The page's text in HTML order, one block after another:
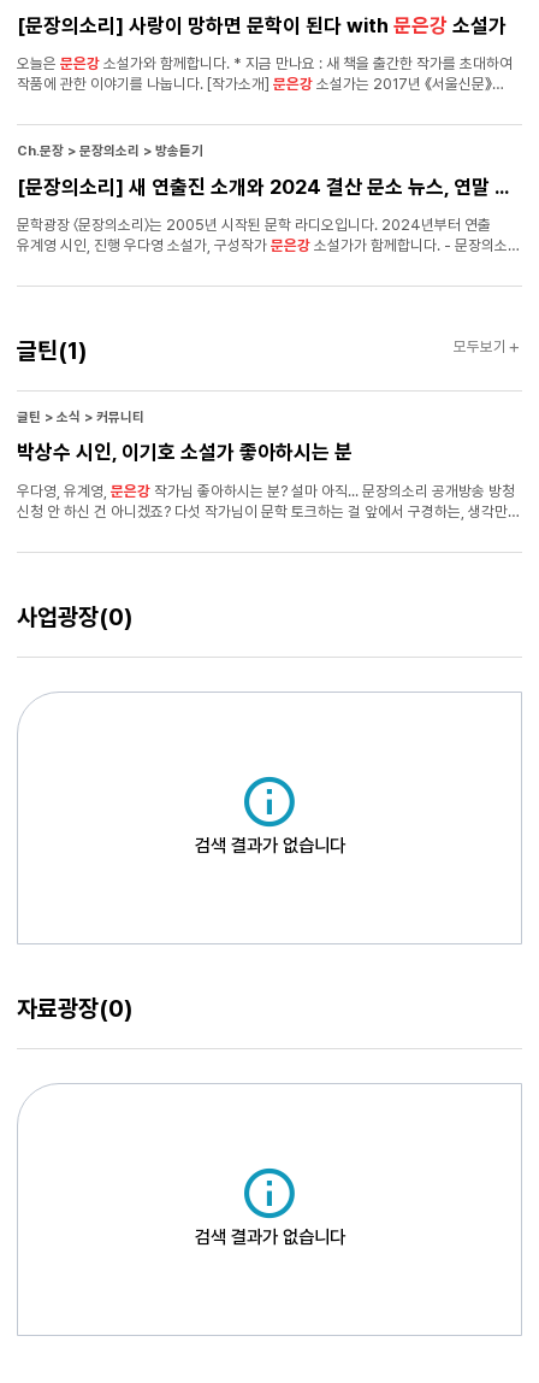
작가님은 어떤 작품 골라 오셨어요? A. 문은강소설가 : 저는 커트 보네거트의 <나라
소설을 쓸 때 소설이 잘 안 읽히더라고요.
[문장의소리] 사랑이 망하면 문학이 된다 with 문은강 소설가
오늘은 문은강 소설가와 함께합니다. * 지금 만나요 : 새 책을 출간한 작가를 초대하여
작품에 관한 이야기를 나눕니다. [작가소개] 문은강 소설가는 2017년 《서울신문》
『춤추는 고복희와 원더랜드』 등이 있다. 최근 장편소설 『인간이란 좋겠네』를
출간하였다. [방송내용] 00:00 인트로 /
종교 13:38 사랑 18:40 캐릭터 설정의 의도 21:24 인간에게 상처란 23:20 어떤
유년을 보내셨는지 33:48 강민우 형사 38:26 일기 44:58 『인간이란 좋겠네』 3부
마지막 일부 낭독 46:30 아웃트로 Q.
Ch.문장 > 문장의소리 > 방송듣기
[문장의소리] 새 연출진 소개와 2024 결산 문소 뉴스, 연말 스태프 특집 | 795회 2부
문학광장 〈문장의소리〉는 2005년 시작된 문학 라디오입니다. 2024년부터 연출
유계영 시인, 진행 우다영 소설가, 구성작가 문은강 소설가가 함께합니다. - 문장의소리
2024 연말 결산을 진행합니다. 유계영 시인은 2010년 《현대문학》 신인 추천으로
있다.문은강
소설가는 2017년 《서울신문》 신춘문예에 단편소설 「밸러스트」가
당선되며 작품 활동을 시작하였다. 장편소설 『춤추는 고복희와 원더랜드』 등이 있다. ●
오프닝 : 소라. 소라면 어떨까. 문장의소리, 소라 여러분. 소라를 귀에 대면 바람이
소라의 구조를 관통하면서 세상의 온갖 소리를 들려주잖아요.
글틴(1)
글틴 > 소식 > 커뮤니티
박상수 시인, 이기호 소설가 좋아하시는 분
우다영, 유계영, 문은강 작가님 좋아하시는 분? 설마 아직... 문장의소리 공개방송 방청
신청 안 하신 건 아니겠죠? 다섯 작가님이 문학 토크하는 걸 앞에서 구경하는, 생각만
내용과 신청 방법은 아래 문학광장 공지사항에서 확인해보세요. 참고로 신청은
e=1&c_page= (사연 보내면 책 주는 이벤트도 있대요...!)
글틴
모두보기
사업광장(0)
검색 결과가 없습니다
자료광장(0)
검색 결과가 없습니다